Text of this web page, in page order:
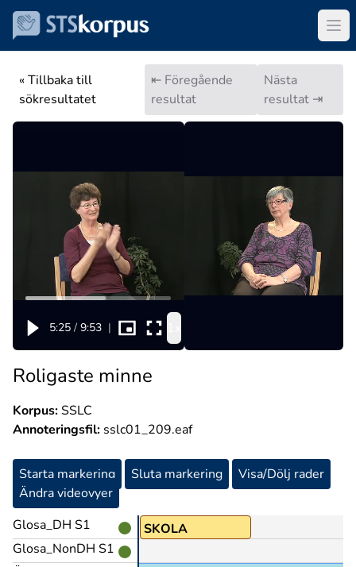
« Tillbaka till
sökresultatet
⇤ Föregående
resultat
Nästa
resultat ⇥
5:25 / 9:53 |
Roligaste minne
Korpus:SSLC
Annoteringsfil: sslc01_209.eaf
Starta markering Sluta markering
Visa/Dölj rader
Ändra videovyer
Glosa_DH S1
Glosa_NonDH S1
BRA SKOLA